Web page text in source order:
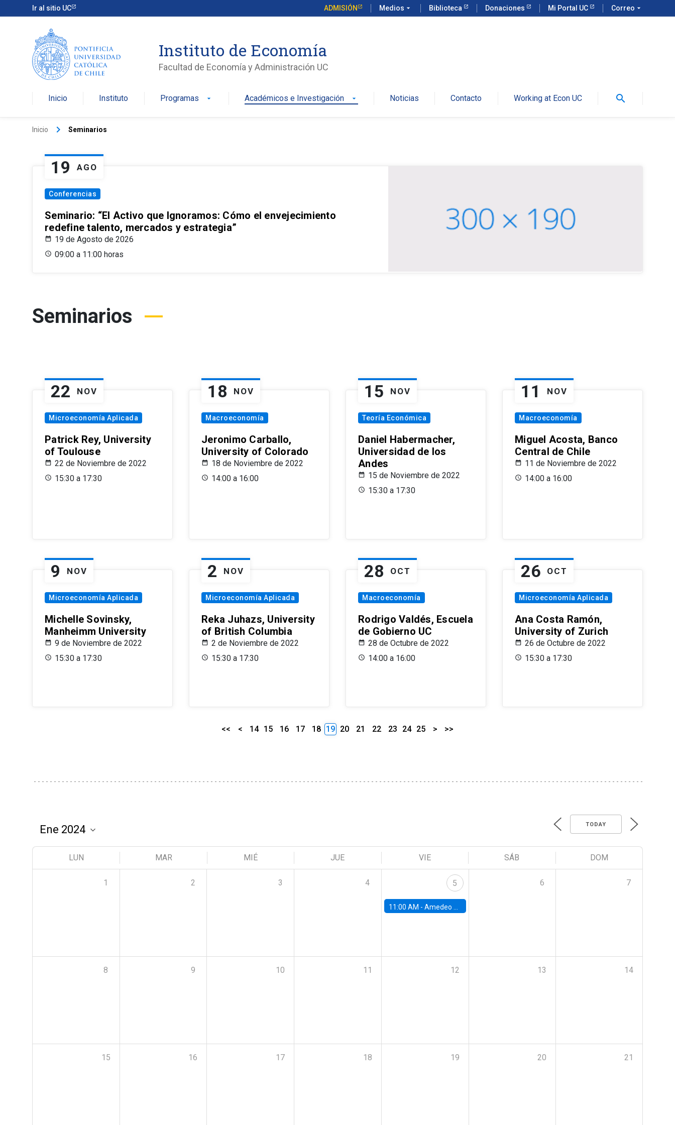
Ir al sitio UC ADMISIÓN Medios arrow_drop_down Biblioteca Donaciones Mi Portal UC Correo arrow_drop_down
Instituto de Economía
Facultad de Economía y Administración UC
Inicio Instituto Programas arrow_drop_down Académicos e Investigación arrow_drop_down Noticias Contacto Working at Econ UC search
Inicio keyboard_arrow_right Seminarios
19 AGO
Conferencias
Seminario: “El Activo que Ignoramos: Cómo el envejecimiento
redefine talento, mercados y estrategia”
19 de Agosto de 2026
09:00 a 11:00 horas
Seminarios
22 NOV
Microeconomía Aplicada
Patrick Rey, University
of Toulouse
22 de Noviembre de 2022
15:30 a 17:30
18 NOV
Macroeconomía
Jeronimo Carballo,
University of Colorado
18 de Noviembre de 2022
14:00 a 16:00
15 NOV
Teoría Económica
Daniel Habermacher,
Universidad de los
Andes
15 de Noviembre de 2022
15:30 a 17:30
11 NOV
Macroeconomía
Miguel Acosta, Banco
Central de Chile
11 de Noviembre de 2022
14:00 a 16:00
9 NOV
Microeconomía Aplicada
Michelle Sovinsky,
Manheimm University
9 de Noviembre de 2022
15:30 a 17:30
2 NOV
Microeconomía Aplicada
Reka Juhazs, University
of British Columbia
2 de Noviembre de 2022
15:30 a 17:30
28 OCT
Macroeconomía
Rodrigo Valdés, Escuela
de Gobierno UC
28 de Octubre de 2022
14:00 a 16:00
26 OCT
Microeconomía Aplicada
Ana Costa Ramón,
University of Zurich
26 de Octubre de 2022
15:30 a 17:30
<< < 14 15 16 17 18 19 20 21 22 23 24 25 > >>
TODAY
LUN MAR MIÉ JUE VIE SÁB DOM
1 2 3 4 5
11:00 AM - Amedeo Piolatto, Universidad Autónoma de Barcelona (UAB)
6 7
8 9 10 11 12 13 14
15 16 17 18 19 20 21